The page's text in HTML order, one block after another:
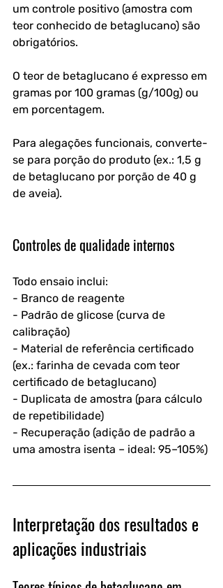
um controle positivo (amostra com
teor conhecido de betaglucano) são
obrigatórios.
O teor de betaglucano é expresso em
gramas por 100 gramas (g/100g) ou
em porcentagem.
Para alegações funcionais, converte-
se para porção do produto (ex.: 1,5 g
de betaglucano por porção de 40 g
de aveia).
Controles de qualidade internos
Todo ensaio inclui:
- Branco de reagente
- Padrão de glicose (curva de
calibração)
- Material de referência certificado
(ex.: farinha de cevada com teor
certificado de betaglucano)
- Duplicata de amostra (para cálculo
de repetibilidade)
- Recuperação (adição de padrão a
uma amostra isenta – ideal: 95–105%)
Interpretação dos resultados e
aplicações industriais